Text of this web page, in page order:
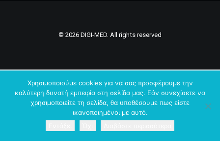
© 2026 DIGI-MED. All rights reserved
Χρησιμοποιούμε cookies για να σας προσφέρουμε την
καλύτερη δυνατή εμπειρία στη σελίδα μας. Εάν συνεχίσετε να
χρησιμοποιείτε τη σελίδα, θα υποθέσουμε πως είστε
ικανοποιημένοι με αυτό.